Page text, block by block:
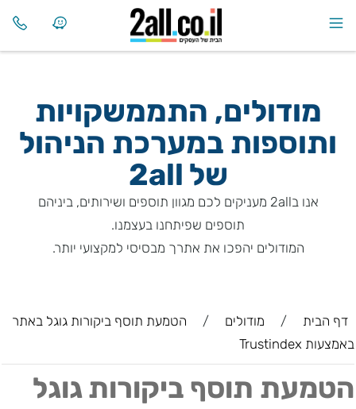
מודולים, התממשקויות
ותוספות במערכת הניהול
של 2all
אנו ב2all מעניקים לכם מגוון תוספים ושירותים, ביניהם
תוספים שפיתחנו בעצמנו.
המודולים יהפכו את אתרך מבסיסי למקצועי יותר.
דף הבית / מודולים /
הטמעת תוסף ביקורות גוגל באתר
באמצעות Trustindex
הטמעת תוסף ביקורות גוגל